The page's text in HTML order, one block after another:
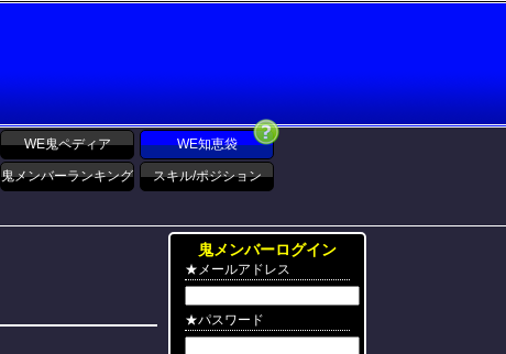
WE鬼ペディア WE知恵袋
鬼メンバーランキング スキル/ポジション
鬼メンバーログイン
★メールアドレス
★パスワード